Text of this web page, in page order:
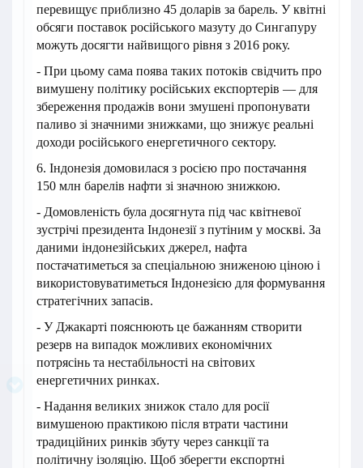
перевищує приблизно 45 доларів за барель. У квітні
обсяги поставок російського мазуту до Сингапуру
можуть досягти найвищого рівня з 2016 року.
- При цьому сама поява таких потоків свідчить про
вимушену політику російських експортерів — для
збереження продажів вони змушені пропонувати
паливо зі значними знижками, що знижує реальні
доходи російського енергетичного сектору.
6. Індонезія домовилася з росією про постачання
150 млн барелів нафти зі значною знижкою.
- Домовленість була досягнута під час квітневої
зустрічі президента Індонезії з путіним у москві. За
даними індонезійських джерел, нафта
постачатиметься за спеціальною зниженою ціною і
використовуватиметься Індонезією для формування
стратегічних запасів.
- У Джакарті пояснюють це бажанням створити
резерв на випадок можливих економічних
потрясінь та нестабільності на світових
енергетичних ринках.
- Надання великих знижок стало для росії
вимушеною практикою після втрати частини
традиційних ринків збуту через санкції та
політичну ізоляцію. Щоб зберегти експортні